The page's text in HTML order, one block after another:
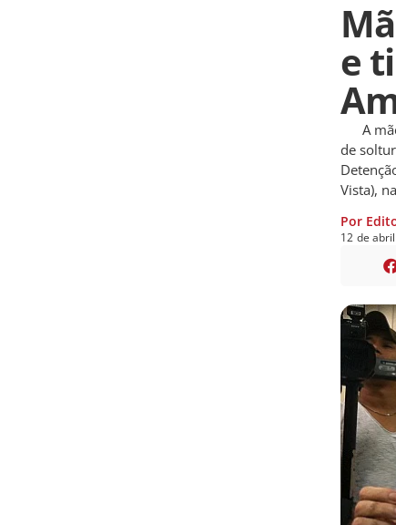
e
A mãe
de
Vista),
Por
12 deabril